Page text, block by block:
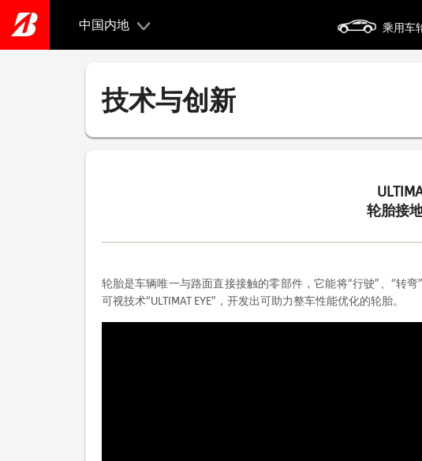
main
中国内地 乘用车
技术与创新
轮胎接
轮胎是车辆唯一与路面直接接触的零部件，它能将“行驶”、“转
可视技术“ULTIMAT EYE”，开发出可助力整车性能优化的轮胎。